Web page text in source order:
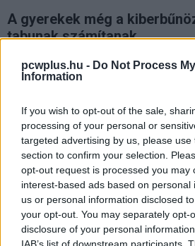
pcwplus.hu - Do Not Process
Information
If you wish to opt-out of the sale,
processing of your personal or
targeted advertising by us, please
section to confirm your selection.
opt-out request is processed you may
interest-based ads based on personal
us or personal information disclosed
your opt-out. You may separately opt-
disclosure of your personal
IAB’s list of downstream participants.
A gyerekek még a
tabunak számítanak.
hogy feltörte egy brit
gyerekek fotóit tette közzé az
néven ismert zsarolóvírusos
példátlan közutálatot váltott
nyomásra visszakozott.
A támadás szeptember végén
Radiant behatolt a
Kido